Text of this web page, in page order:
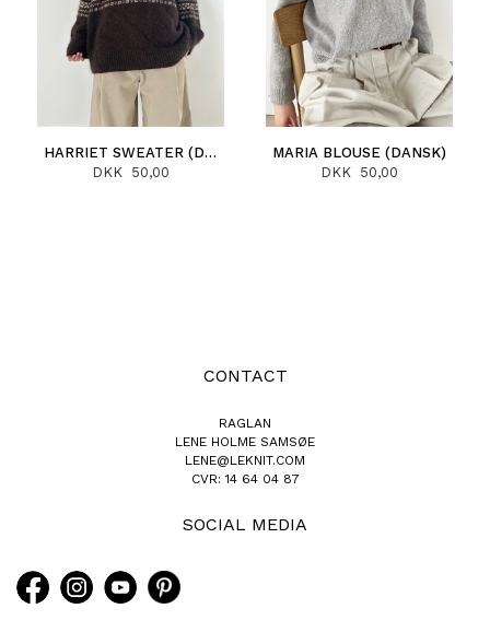
HARRIET SWEATER (DANSK)
DKK 50,00
MARIA BLOUSE (DANSK)
DKK 50,00
CONTACT
RAGLAN
LENE HOLME SAMSØE
LENE@LEKNIT.COM
CVR: 14 64 04 87
SOCIAL MEDIA